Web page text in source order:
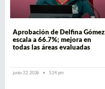
Aprobación de Delfina Gómez
escala a 66.7%; mejora en
todas las áreas evaluadas
junio 22, 2026 5:24 pm